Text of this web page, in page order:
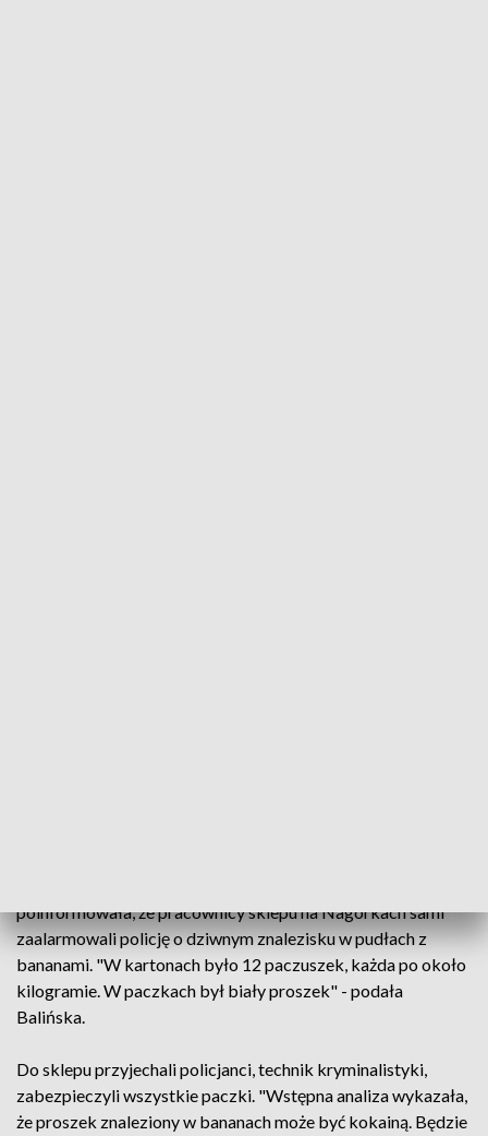
poinformowała, że pracownicy sklepu na Nagórkach sami
zaalarmowali policję o dziwnym znalezisku w pudłach z
bananami. "W kartonach było 12 paczuszek, każda po około
kilogramie. W paczkach był biały proszek" - podała
Balińska.
Do sklepu przyjechali policjanci, technik kryminalistyki,
zabezpieczyli wszystkie paczki. "Wstępna analiza wykazała,
że proszek znaleziony w bananach może być kokainą. Będzie